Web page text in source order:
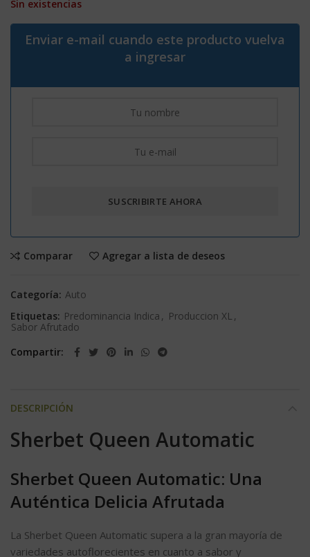
Sin existencias
Enviar e-mail cuando este producto vuelva
a ingresar
Comparar Agregar a lista de deseos
Categoría: Auto
Etiquetas: Predominancia Indica , Produccion XL ,
Sabor Afrutado
Compartir
DESCRIPCIÓN
Sherbet Queen Automatic
Sherbet Queen Automatic: Una
Auténtica Delicia Afrutada
La Sherbet Queen Automatic supera a la gran mayoría de
variedades autoflorecientes en cuanto a sabor y